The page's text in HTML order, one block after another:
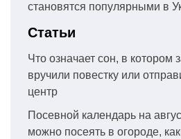
становятся популярными в
Статьи
Что означает сон, в котором
вручили повестку или
центр
Посевной календарь на
можно посеять в огороде,